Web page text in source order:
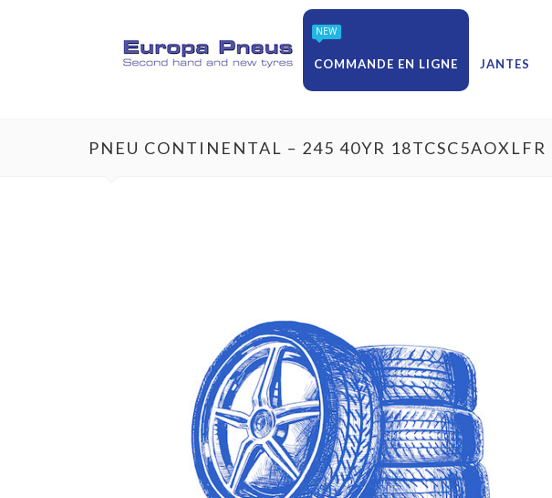
NEW
COMMANDE EN LIGNE JANTES
PNEU CONTINENTAL – 245 40YR 18TCSC5AOXLFR